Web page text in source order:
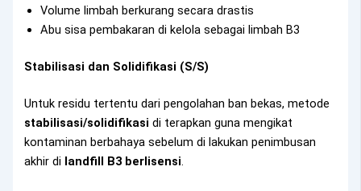
Volume limbah berkurang secara drastis
Abu sisa pembakaran di kelola sebagai limbah B3
Stabilisasi dan Solidifikasi (S/S)
Untuk residu tertentu dari pengolahan ban bekas, metode
stabilisasi/solidifikasi di terapkan guna mengikat
kontaminan berbahaya sebelum di lakukan penimbusan
akhir di landfill B3 berlisensi.